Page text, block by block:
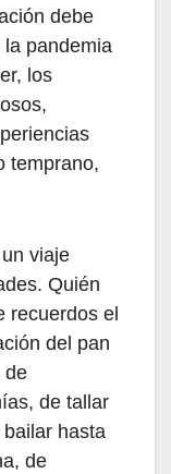
debe
pandemia
los
temprano,
viaje
Quién
recuerdos el
del pan
de
de tallar
hasta
de